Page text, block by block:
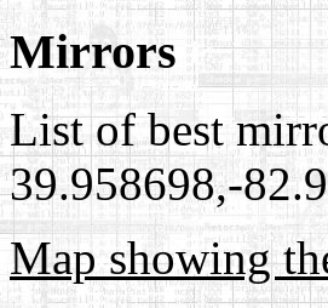
Mirrors
List of best
39.958698,-
Map showing